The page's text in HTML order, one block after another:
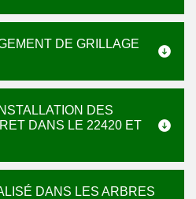
DE GRILLAGE
DES
DANS LE 22420 ET
DANS LES ARBRES